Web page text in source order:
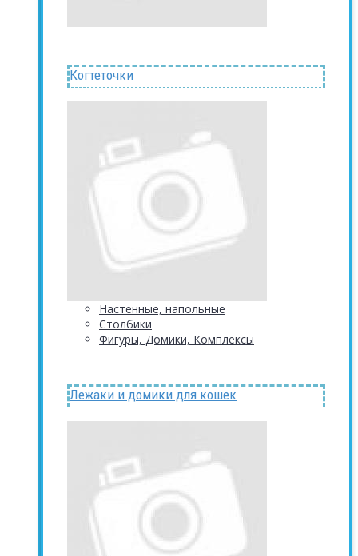
Когтеточки
Настенные, напольные
Столбики
Фигуры, Домики, Комплексы
Лежаки и домики для кошек